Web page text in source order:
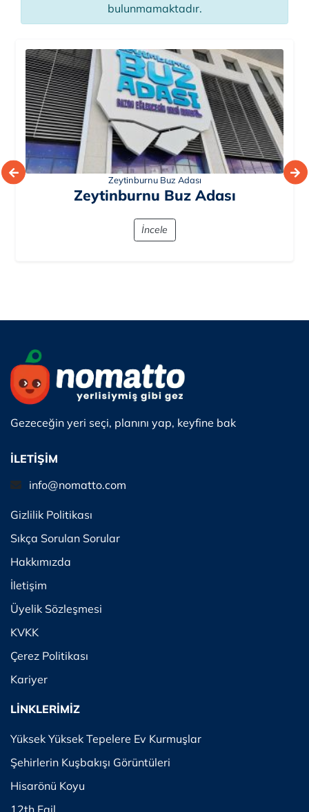
bulunmamaktadır.
Zeytinburnu Buz Adası
Zeytinburnu Buz Adası
İncele
Gezeceğin yeri seçi, planını yap, keyfine bak
İLETİŞİM
info@nomatto.com
Gizlilik Politikası
Sıkça Sorulan Sorular
Hakkımızda
İletişim
Üyelik Sözleşmesi
KVKK
Çerez Politikası
Kariyer
LİNKLERİMİZ
Yüksek Yüksek Tepelere Ev Kurmuşlar
Şehirlerin Kuşbakışı Görüntüleri
Hisarönü Koyu
12th Fail